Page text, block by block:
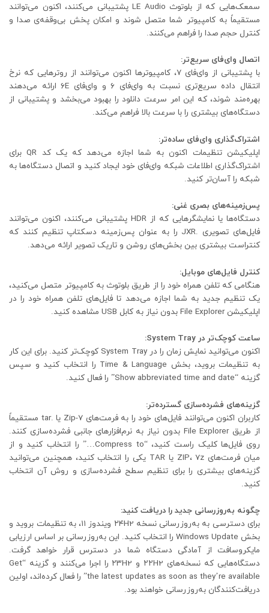
سمعک‌هایی که از بلوتوث LE Audio پشتیبانی می‌کنند، اکنون می‌توانند
مستقیماً به کامپیوتر شما متصل شوند و امکان پخش بی‌وقفه‌ی صدا و
کنترل حجم صدا را فراهم می‌کنند.
اتصال وای‌فای سریع‌تر:
با پشتیبانی از وای‌فای ۷، کامپیوترها اکنون می‌توانند از روترهایی که نرخ
انتقال داده سریع‌تری نسبت به وای‌فای ۶ و وای‌فای ۶E ارائه می‌دهند
بهره‌مند شوند، که این امر سرعت دانلود را بهبود می‌بخشد و پشتیبانی از
دستگاه‌های بیشتری را با سرعت بالا فراهم می‌کند.
اشتراک‌گذاری وای‌فای ساده‌تر:
اپلیکیشن تنظیمات اکنون به شما اجازه می‌دهد که یک کد QR برای
اشتراک‌گذاری اطلاعات شبکه وای‌فای خود ایجاد کنید و اتصال دستگاه‌ها به
شبکه را آسان‌تر کنید.
پس‌زمینه‌های بصری غنی:
دستگاه‌ها یا نمایشگرهایی که از HDR پشتیبانی می‌کنند، اکنون می‌توانند
فایل‌های تصویری .JXR را به عنوان پس‌زمینه دسکتاپ تنظیم کنند که
کنتراست بیشتری بین بخش‌های روشن و تاریک تصویر ارائه می‌دهد.
کنترل فایل‌های موبایل:
هنگامی که تلفن همراه خود را از طریق بلوتوث به کامپیوتر متصل می‌کنید،
یک تنظیم جدید به شما اجازه می‌دهد تا فایل‌های تلفن همراه خود را در
اپلیکیشن File Explorer بدون نیاز به کابل USB مشاهده کنید.
ساعت کوچک‌تر در System Tray:
اکنون می‌توانید نمایش زمان را در System Tray کوچک‌تر کنید. برای این کار
به تنظیمات بروید، بخش Time & Language را انتخاب کنید و سپس
گزینه “Show abbreviated time and date” را فعال کنید.
گزینه‌های فشرده‌سازی گسترده‌تر:
کاربران اکنون می‌توانند فایل‌های خود را به فرمت‌های 7-Zip یا .tar مستقیماً
از طریق File Explorer بدون نیاز به نرم‌افزارهای جانبی فشرده‌سازی کنند.
روی فایل‌ها کلیک راست کنید، “Compress to…” را انتخاب کنید و از
میان فرمت‌های ZIP، 7z یا TAR یکی را انتخاب کنید، همچنین می‌توانید
گزینه‌های بیشتری را برای تنظیم سطح فشرده‌سازی و روش آن انتخاب
کنید.
چگونه به‌روزرسانی جدید را دریافت کنید:
برای دسترسی به به‌روزرسانی نسخه ۲۴H2 ویندوز ۱۱، به تنظیمات بروید و
بخش Windows Update را انتخاب کنید. این به‌روزرسانی بر اساس ارزیابی
مایکروسافت از آمادگی دستگاه شما در دسترس قرار خواهد گرفت.
دستگاه‌هایی که نسخه‌های ۲۲H2 و ۲۳H2 را اجرا می‌کنند و گزینه “Get
the latest updates as soon as they’re available” را فعال کرده‌اند، اولین
دریافت‌کنندگان به‌روزرسانی خواهند بود.